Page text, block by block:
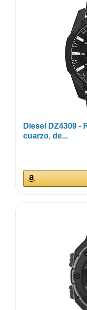
Diesel DZ4309 -
cuarzo, de...